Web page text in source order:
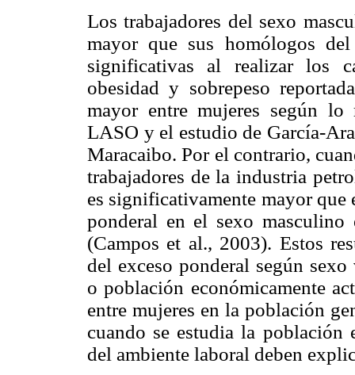
Los trabajadores del sexo
mayor que sus homólogos
significativas al realizar los
obesidad y sobrepeso
mayor entre mujeres según
LASO y el estudio de García-
Maracaibo. Por el contrario,
trabajadores de la industria
es significativamente mayor que
ponderal en el sexo masculino
(Campos et al., 2003). Estos
del exceso ponderal según
o población económicamente
entre mujeres en la población
cuando se estudia la población
del ambiente laboral deben